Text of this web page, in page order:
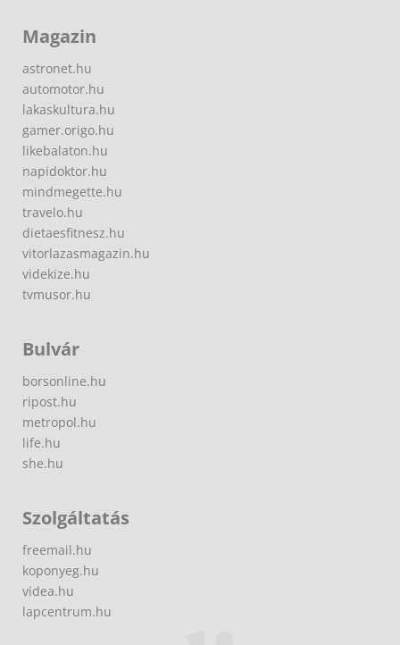
Magazin
astronet.hu
automotor.hu
lakaskultura.hu
gamer.origo.hu
likebalaton.hu
napidoktor.hu
mindmegette.hu
travelo.hu
dietaesfitnesz.hu
vitorlazasmagazin.hu
videkize.hu
tvmusor.hu
Bulvár
borsonline.hu
ripost.hu
metropol.hu
life.hu
she.hu
Szolgáltatás
freemail.hu
koponyeg.hu
videa.hu
lapcentrum.hu